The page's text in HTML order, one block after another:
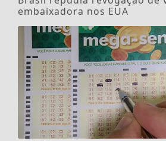
embaixadora nos EUA